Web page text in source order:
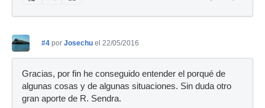
#4 por Josechu el 22/05/2016
Gracias, por fin he conseguido entender el porqué de
algunas cosas y de algunas situaciones. Sin duda otro
gran aporte de R. Sendra.